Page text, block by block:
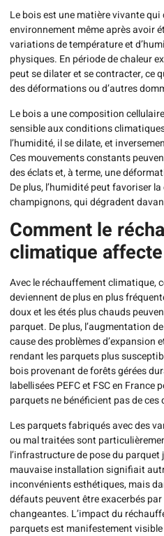
Le bois est une matière vivante
environnement même après avoir
variations de température et
physiques. En période de chaleur
peut se dilater et se contracter, ce
des déformations ou d’autres
Le bois a une composition
sensible aux conditions
l’humidité, il se dilate, et
Ces mouvements constants
des éclats et, à terme, une
De plus, l’humidité peut favoriser
champignons, qui dégradent
Comment le
climatique
Avec le réchauffement climatique,
deviennent de plus en plus
doux et les étés plus chauds
parquet. De plus, l’augmentation
cause des problèmes d’expansion
rendant les parquets plus
bois provenant de forêts gérées
labellisées PEFC et FSC en
parquets ne bénéficient pas de ces
Les parquets fabriqués avec des
ou mal traitées sont
l’infrastructure de pose du
mauvaise installation signifiait
inconvénients esthétiques, mais
défauts peuvent être exacerbés
changeantes. L’impact du
parquets est manifestement